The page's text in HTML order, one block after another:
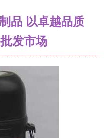
品 以卓越品质
发市场